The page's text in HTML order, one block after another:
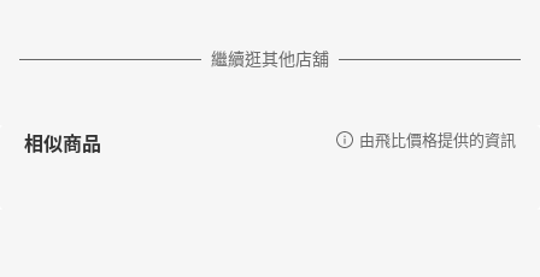
繼續逛其他店舖
相似商品 由飛比價格提供的資訊